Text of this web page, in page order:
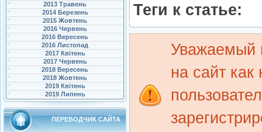
2013 Травень
2014 Березень
2015 Жовтень
2016 Червень
2016 Вересень
2016 Листопад
2017 Квітень
2017 Червень
2018 Вересень
2018 Жовтень
2019 Квітень
2019 Липень
ПЕРЕВОДЧИК САЙТА
Теги к статье:
Уважаемый
на сайт как